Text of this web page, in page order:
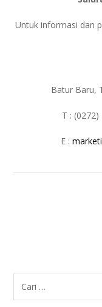
Untuk informasi dan
Batur Baru,
T :
E :